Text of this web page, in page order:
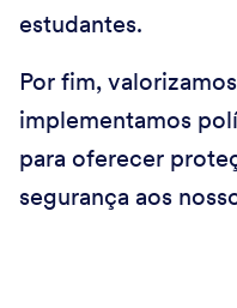
estudantes.
Por fim,
implementamos
para oferecer
segurança aos